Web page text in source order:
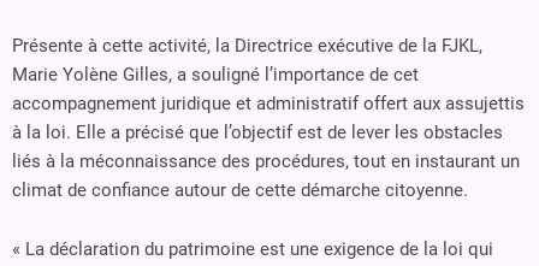
Présente à cette activité, la Directrice exécutive de la FJKL,
Marie Yolène Gilles, a souligné l’importance de cet
accompagnement juridique et administratif offert aux assujettis
à la loi. Elle a précisé que l’objectif est de lever les obstacles
liés à la méconnaissance des procédures, tout en instaurant un
climat de confiance autour de cette démarche citoyenne.
« La déclaration du patrimoine est une exigence de la loi qui